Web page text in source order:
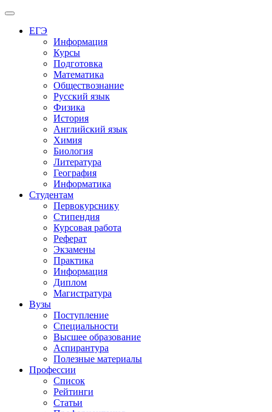
Меню
ЕГЭ
Информация
Курсы
Подготовка
Математика
Обществознание
Русский язык
Физика
История
Английский язык
Химия
Биология
Литература
География
Информатика
Студентам
Первокурснику
Стипендия
Курсовая работа
Реферат
Экзамены
Практика
Информация
Диплом
Магистратура
Вузы
Поступление
Специальности
Высшее образование
Аспирантура
Полезные материалы
Профессии
Список
Рейтинги
Статьи